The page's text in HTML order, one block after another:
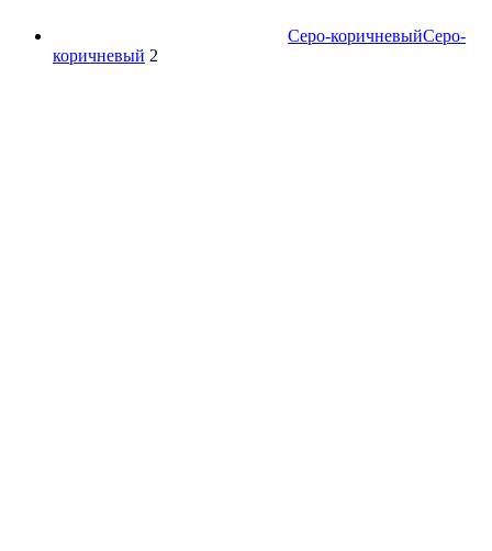
Серо-коричневыйСеро-
коричневый 2